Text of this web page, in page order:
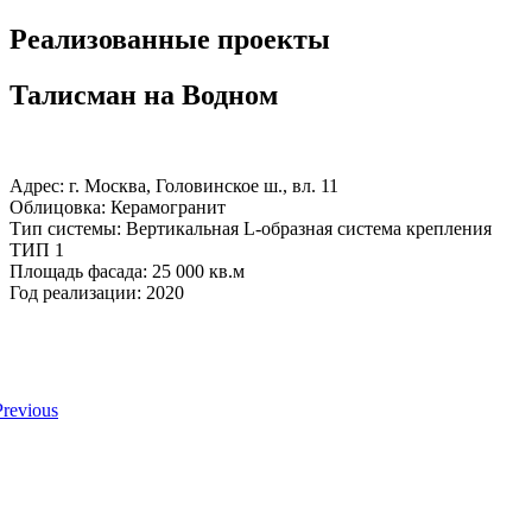
Реализованные проекты
Талисман на Водном
Адрес: г. Москва, Головинское ш., вл. 11
Облицовка: Керамогранит
Тип системы: Вертикальная L-образная система крепления
ТИП 1
Площадь фасада: 25 000 кв.м
Год реализации: 2020